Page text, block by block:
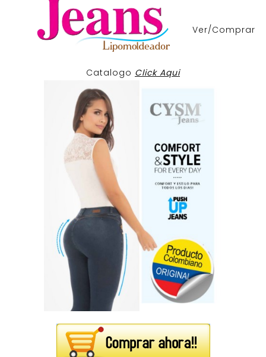
Ver/Comprar
Catalogo Click Aqui